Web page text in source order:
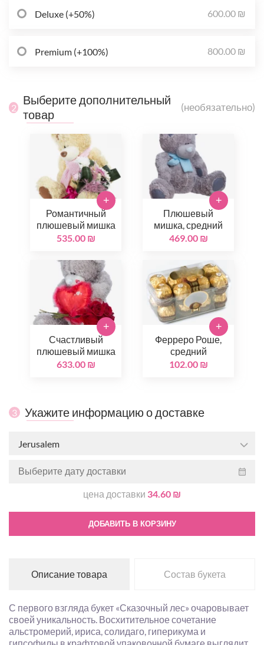
Deluxe (+50%) 600.00 ₪
Premium (+100%) 800.00 ₪
2
Выберите дополнительный
товар
(необязательно)
Романтичный
плюшевый мишка
535.00 ₪
+
Плюшевый
мишка, средний
469.00 ₪
+
Счастливый
плюшевый мишка
633.00 ₪
+
Ферреро Роше,
средний
102.00 ₪
+
3 Укажите информацию о доставке
Jerusalem
цена доставки 34.60 ₪
ДОБАВИТЬ В КОРЗИНУ
Описание товара Состав букета
С первого взгляда букет «Сказочный лес» очаровывает
своей уникальность. Восхитительное сочетание
альстромерий, ириса, солидаго, гиперикума и